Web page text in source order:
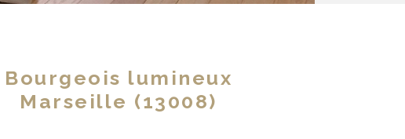
Bourgeois lumineux
Marseille (13008)